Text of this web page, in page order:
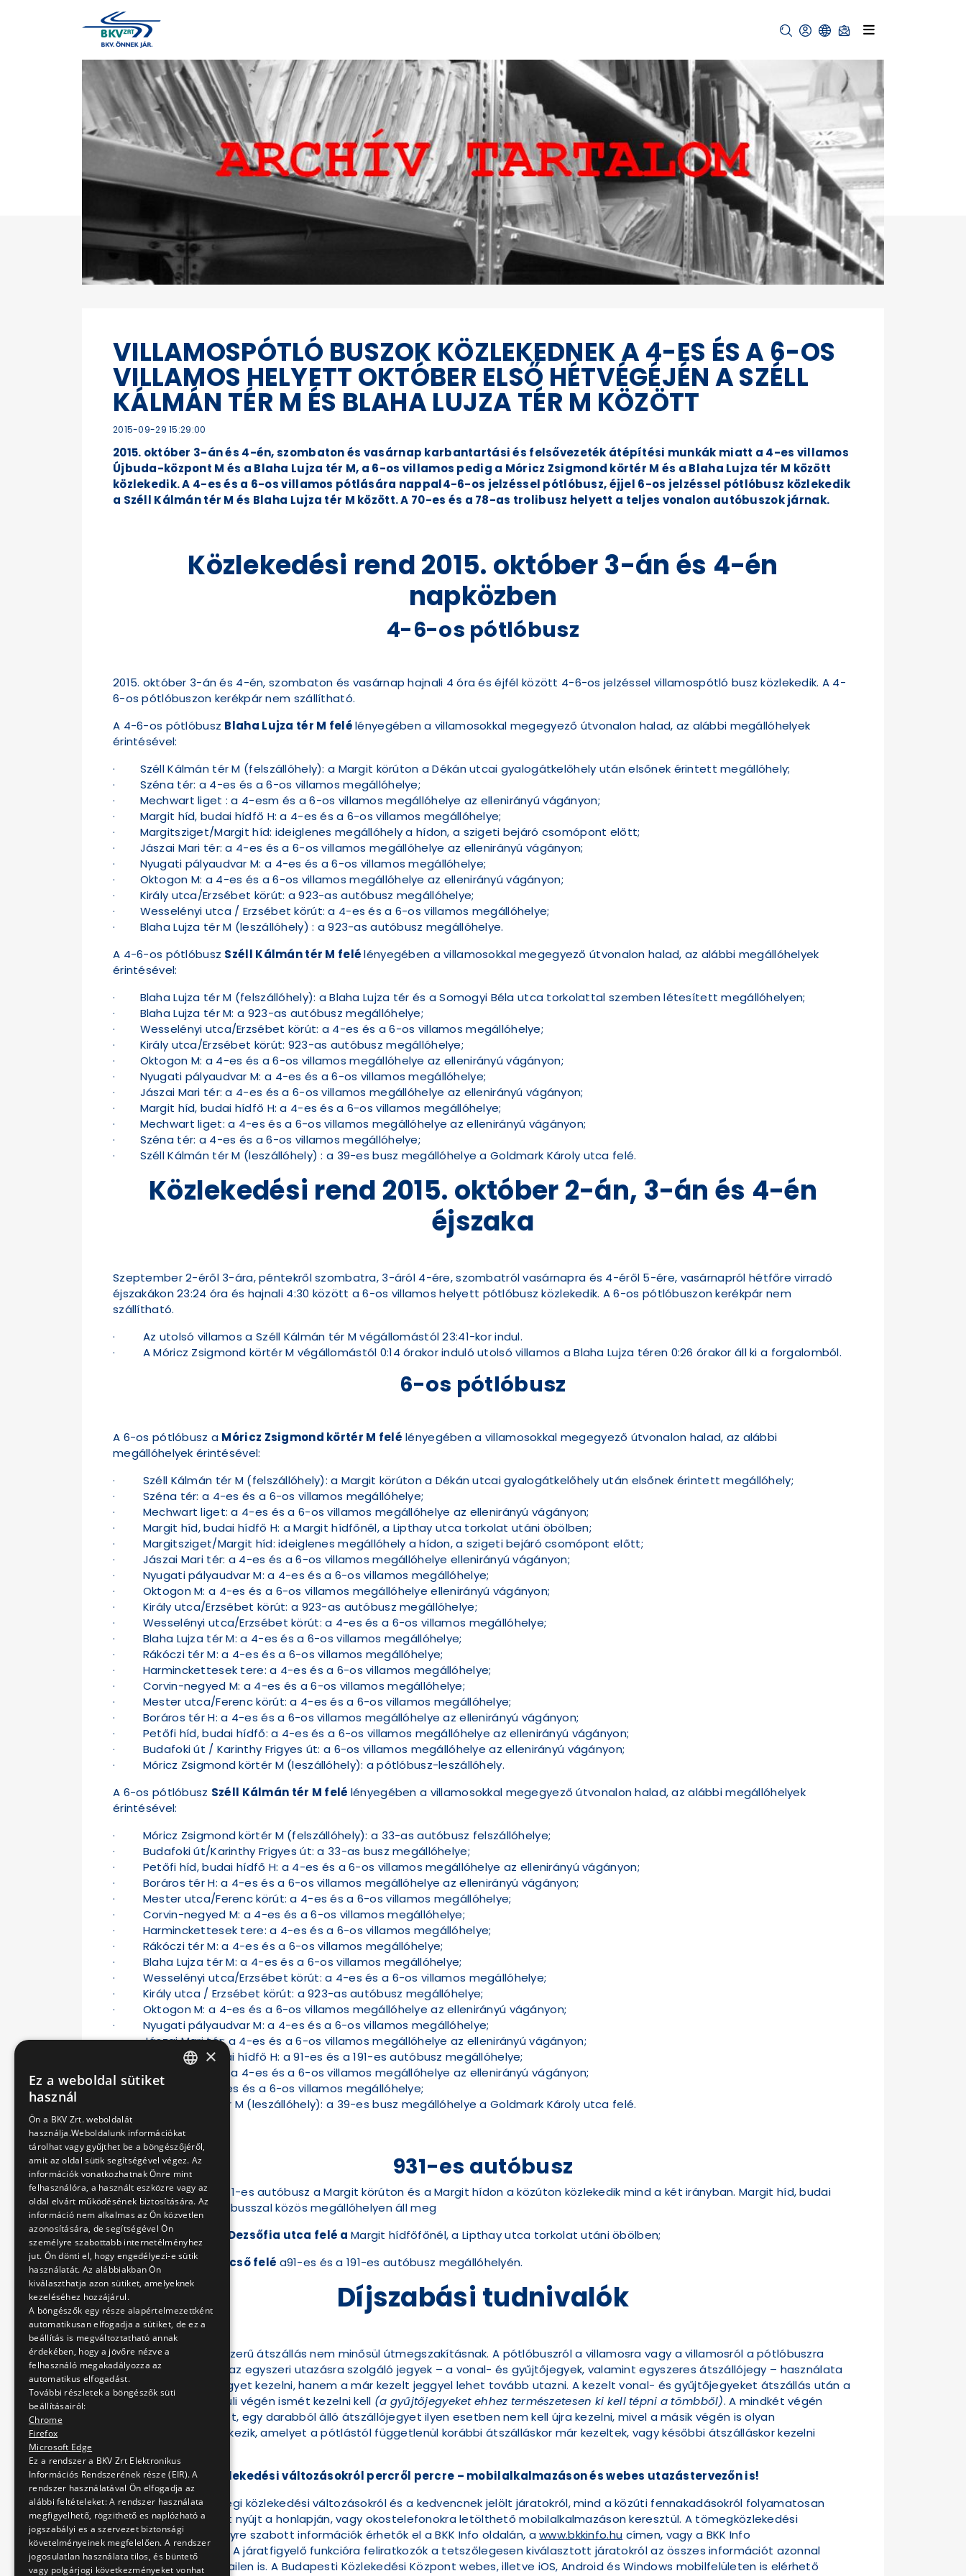
VILLAMOSPÓTLÓ BUSZOK KÖZLEKEDNEK A 4-ES ÉS A 6-OS
VILLAMOS HELYETT OKTÓBER ELSŐ HÉTVÉGÉJÉN A SZÉLL
KÁLMÁN TÉR M ÉS BLAHA LUJZA TÉR M KÖZÖTT
2015-09-29 15:29:00
2015. október 3-án és 4-én, szombaton és vasárnap karbantartási és felsővezeték átépítési munkák miatt a 4-es villamos
Újbuda-központ M és a Blaha Lujza tér M, a 6-os villamos pedig a Móricz Zsigmond körtér M és a Blaha Lujza tér M között
közlekedik. A 4-es és a 6-os villamos pótlására nappal4-6-os jelzéssel pótlóbusz, éjjel 6-os jelzéssel pótlóbusz közlekedik
a Széll Kálmán tér M és Blaha Lujza tér M között. A 70-es és a 78-as trolibusz helyett a teljes vonalon autóbuszok járnak.
Közlekedési rend 2015. október 3-án és 4-én
napközben
4-6-os pótlóbusz
2015. október 3-án és 4-én, szombaton és vasárnap hajnali 4 óra és éjfél között 4-6-os jelzéssel villamospótló busz közlekedik. A 4-
6-os pótlóbuszon kerékpár nem szállítható.
A 4-6-os pótlóbusz Blaha Lujza tér M felélényegében a villamosokkal megegyező útvonalon halad, az alábbi megállóhelyek
érintésével:
· Széll Kálmán tér M (felszállóhely): a Margit körúton a Dékán utcai gyalogátkelőhely után elsőnek érintett megállóhely;
· Széna tér: a 4-es és a 6-os villamos megállóhelye;
· Mechwart liget : a 4-esm és a 6-os villamos megállóhelye az ellenirányú vágányon;
· Margit híd, budai hídfő H: a 4-es és a 6-os villamos megállóhelye;
· Margitsziget/Margit híd: ideiglenes megállóhely a hídon, a szigeti bejáró csomópont előtt;
· Jászai Mari tér: a 4-es és a 6-os villamos megállóhelye az ellenirányú vágányon;
· Nyugati pályaudvar M: a 4-es és a 6-os villamos megállóhelye;
· Oktogon M: a 4-es és a 6-os villamos megállóhelye az ellenirányú vágányon;
· Király utca/Erzsébet körút: a 923-as autóbusz megállóhelye;
· Wesselényi utca / Erzsébet körút: a 4-es és a 6-os villamos megállóhelye;
· Blaha Lujza tér M (leszállóhely) : a 923-as autóbusz megállóhelye.
A 4-6-os pótlóbusz Széll Kálmán tér M felélényegében a villamosokkal megegyező útvonalon halad, az alábbi megállóhelyek
érintésével:
· Blaha Lujza tér M (felszállóhely): a Blaha Lujza tér és a Somogyi Béla utca torkolattal szemben létesített megállóhelyen;
· Blaha Lujza tér M: a 923-as autóbusz megállóhelye;
· Wesselényi utca/Erzsébet körút: a 4-es és a 6-os villamos megállóhelye;
· Király utca/Erzsébet körút: 923-as autóbusz megállóhelye;
· Oktogon M: a 4-es és a 6-os villamos megállóhelye az ellenirányú vágányon;
· Nyugati pályaudvar M: a 4-es és a 6-os villamos megállóhelye;
· Jászai Mari tér: a 4-es és a 6-os villamos megállóhelye az ellenirányú vágányon;
· Margit híd, budai hídfő H: a 4-es és a 6-os villamos megállóhelye;
· Mechwart liget: a 4-es és a 6-os villamos megállóhelye az ellenirányú vágányon;
· Széna tér: a 4-es és a 6-os villamos megállóhelye;
· Széll Kálmán tér M (leszállóhely) : a 39-es busz megállóhelye a Goldmark Károly utca felé.
Közlekedési rend 2015. október 2-án, 3-án és 4-én
éjszaka
Szeptember 2-éről 3-ára, péntekről szombatra, 3-áról 4-ére, szombatról vasárnapra és 4-éről 5-ére, vasárnapról hétfőre virradó
éjszakákon 23:24 óra és hajnali 4:30 között a 6-os villamos helyett pótlóbusz közlekedik. A 6-os pótlóbuszon kerékpár nem
szállítható.
· Az utolsó villamos a Széll Kálmán tér M végállomástól 23:41-kor indul.
· A Móricz Zsigmond körtér M végállomástól 0:14 órakor induló utolsó villamos a Blaha Lujza téren 0:26 órakor áll ki a forgalomból.
6-os pótlóbusz
A 6-os pótlóbusz a Móricz Zsigmond körtér M felé lényegében a villamosokkal megegyező útvonalon halad, az alábbi
megállóhelyek érintésével:
· Széll Kálmán tér M (felszállóhely): a Margit körúton a Dékán utcai gyalogátkelőhely után elsőnek érintett megállóhely;
· Széna tér: a 4-es és a 6-os villamos megállóhelye;
· Mechwart liget: a 4-es és a 6-os villamos megállóhelye az ellenirányú vágányon;
· Margit híd, budai hídfő H: a Margit hídfőnél, a Lipthay utca torkolat utáni öbölben;
· Margitsziget/Margit híd: ideiglenes megállóhely a hídon, a szigeti bejáró csomópont előtt;
· Jászai Mari tér: a 4-es és a 6-os villamos megállóhelye ellenirányú vágányon;
· Nyugati pályaudvar M: a 4-es és a 6-os villamos megállóhelye;
· Oktogon M: a 4-es és a 6-os villamos megállóhelye ellenirányú vágányon;
· Király utca/Erzsébet körút: a 923-as autóbusz megállóhelye;
· Wesselényi utca/Erzsébet körút: a 4-es és a 6-os villamos megállóhelye;
· Blaha Lujza tér M: a 4-es és a 6-os villamos megállóhelye;
· Rákóczi tér M: a 4-es és a 6-os villamos megállóhelye;
· Harminckettesek tere: a 4-es és a 6-os villamos megállóhelye;
· Corvin-negyed M: a 4-es és a 6-os villamos megállóhelye;
· Mester utca/Ferenc körút: a 4-es és a 6-os villamos megállóhelye;
· Boráros tér H: a 4-es és a 6-os villamos megállóhelye az ellenirányú vágányon;
· Petőfi híd, budai hídfő: a 4-es és a 6-os villamos megállóhelye az ellenirányú vágányon;
· Budafoki út / Karinthy Frigyes út: a 6-os villamos megállóhelye az ellenirányú vágányon;
· Móricz Zsigmond körtér M (leszállóhely): a pótlóbusz-leszállóhely.
A 6-os pótlóbusz Széll Kálmán tér M felé lényegében a villamosokkal megegyező útvonalon halad, az alábbi megállóhelyek
érintésével:
· Móricz Zsigmond körtér M (felszállóhely): a 33-as autóbusz felszállóhelye;
· Budafoki út/Karinthy Frigyes út: a 33-as busz megállóhelye;
· Petőfi híd, budai hídfő H: a 4-es és a 6-os villamos megállóhelye az ellenirányú vágányon;
· Boráros tér H: a 4-es és a 6-os villamos megállóhelye az ellenirányú vágányon;
· Mester utca/Ferenc körút: a 4-es és a 6-os villamos megállóhelye;
· Corvin-negyed M: a 4-es és a 6-os villamos megállóhelye;
· Harminckettesek tere: a 4-es és a 6-os villamos megállóhelye;
· Rákóczi tér M: a 4-es és a 6-os villamos megállóhelye;
· Blaha Lujza tér M: a 4-es és a 6-os villamos megállóhelye;
· Wesselényi utca/Erzsébet körút: a 4-es és a 6-os villamos megállóhelye;
· Király utca / Erzsébet körút: a 923-as autóbusz megállóhelye;
· Oktogon M: a 4-es és a 6-os villamos megállóhelye az ellenirányú vágányon;
· Nyugati pályaudvar M: a 4-es és a 6-os villamos megállóhelye;
· Jászai Mari tér: a 4-es és a 6-os villamos megállóhelye az ellenirányú vágányon;
· Margit híd, budai hídfő H: a 91-es és a 191-es autóbusz megállóhelye;
· Mechwart liget: a 4-es és a 6-os villamos megállóhelye az ellenirányú vágányon;
· Széna tér: a 4-es és a 6-os villamos megállóhelye;
· Széll Kálmán tér M (leszállóhely): a 39-es busz megállóhelye a Goldmark Károly utca felé.
931-es autóbusz
A három éjszaka a 931-es autóbusz a Margit körúton és a Margit hídon a közúton közlekedik mind a két irányban. Margit híd, budai
hídfőnél a 6-os pótlóbusszal közös megállóhelyen áll meg
·az Árpádföld, Dezsőfia utca felé a Margit hídfőfőnél, a Lipthay utca torkolat utáni öbölben;
·a Vereckei lépcső felé a91-es és a 191-es autóbusz megállóhelyén.
Díjszabási tudnivalók
A pótlás miatti kényszerű átszállás nem minősül útmegszakításnak. A pótlóbuszról a villamosra vagy a villamosról a pótlóbuszra
történő átszállásnál az egyszeri utazásra szolgáló jegyek – a vonal- és gyűjtőjegyek, valamint egyszeres átszállójegy – használata
esetén nem kell új jegyet kezelni, hanem a már kezelt jeggyel lehet tovább utazni. A kezelt vonal- és gyűjtőjegyeket átszállás után a
jegy számkocka nélküli végén ismét kezelni kell (a gyűjtőjegyeket ehhez természetesen ki kell tépni a tömbből). A mindkét végén
számkockával ellátott, egy darabból álló átszállójegyet ilyen esetben nem kell újra kezelni, mivel a másik végén is olyan
számkockával rendelkezik, amelyet a pótlástól függetlenül korábbi átszálláskor már kezeltek, vagy későbbi átszálláskor kezelni
Közlekedési változásokról percről percre – mobilalkalmazáson és webes utazástervezőn is!
A BKK mind a közösségi közlekedési változásokról és a kedvencnek jelölt járatokról, mind a közúti fennakadásokról folyamatosan
frissülő információkat nyújt a honlapján, vagy okostelefonokra letölthető mobilalkalmazáson keresztül. A tömegközlekedési
változásokról személyre szabott információk érhetők el a BKK Info oldalán, awww.bkkinfo.hu címen, vagy a BKK Info
mobilalkalmazásban. A járatfigyelő funkcióra feliratkozók a tetszőlegesen kiválasztott járatokról az összes információt azonnal
megkapják akár e-mailen is. A Budapesti Közlekedési Központ webes, illetve iOS, Android és Windows mobilfelületen is elérhető
×
Ez a weboldal sütiket
használ
Ön a BKV Zrt. weboldalát
használja.Weboldalunk információkat
tárolhat vagy gyűjthet be a böngészőjéről,
amit az oldal sütik segítségével végez. Az
információk vonatkozhatnak Önre mint
felhasználóra, a használt eszközre vagy az
oldal elvárt működésének biztosítására. Az
információ nem alkalmas az Ön közvetlen
azonosítására, de segítségével Ön
személyre szabottabb internetélményhez
jut. Ön dönti el, hogy engedélyezi-e sütik
használatát. Az alábbiakban Ön
kiválaszthatja azon sütiket, amelyeknek
kezeléséhez hozzájárul.
A böngészők egy része alapértelmezettként
automatikusan elfogadja a sütiket, de ez a
beállítás is megváltoztatható annak
érdekében, hogy a jövőre nézve a
felhasználó megakadályozza az
automatikus elfogadást.
További részletek a böngészők süti
beállításairól:
Chrome
Firefox
Microsoft Edge
Ez a rendszer a BKV Zrt Elektronikus
Információs Rendszerének része (EIR). A
rendszer használatával Ön elfogadja az
alábbi feltételeket: A rendszer használata
megfigyelhető, rögzithető es naplózható a
jogszabályi es a szervezet biztonsági
követelményeinek megfelelően. A rendszer
jogosulatlan használata tilos, és büntető
vagy polgárjogi következményeket vonhat